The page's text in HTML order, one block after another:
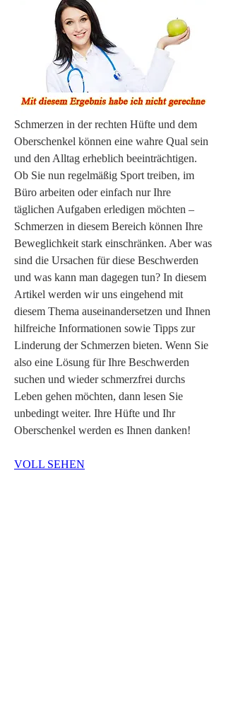
Schmerzen in der rechten Hüfte und dem
Oberschenkel können eine wahre Qual sein
und den Alltag erheblich beeinträchtigen.
Ob Sie nun regelmäßig Sport treiben, im
Büro arbeiten oder einfach nur Ihre
täglichen Aufgaben erledigen möchten –
Schmerzen in diesem Bereich können Ihre
Beweglichkeit stark einschränken. Aber was
sind die Ursachen für diese Beschwerden
und was kann man dagegen tun? In diesem
Artikel werden wir uns eingehend mit
diesem Thema auseinandersetzen und Ihnen
hilfreiche Informationen sowie Tipps zur
Linderung der Schmerzen bieten. Wenn Sie
also eine Lösung für Ihre Beschwerden
suchen und wieder schmerzfrei durchs
Leben gehen möchten, dann lesen Sie
unbedingt weiter. Ihre Hüfte und Ihr
Oberschenkel werden es Ihnen danken!
VOLL SEHEN